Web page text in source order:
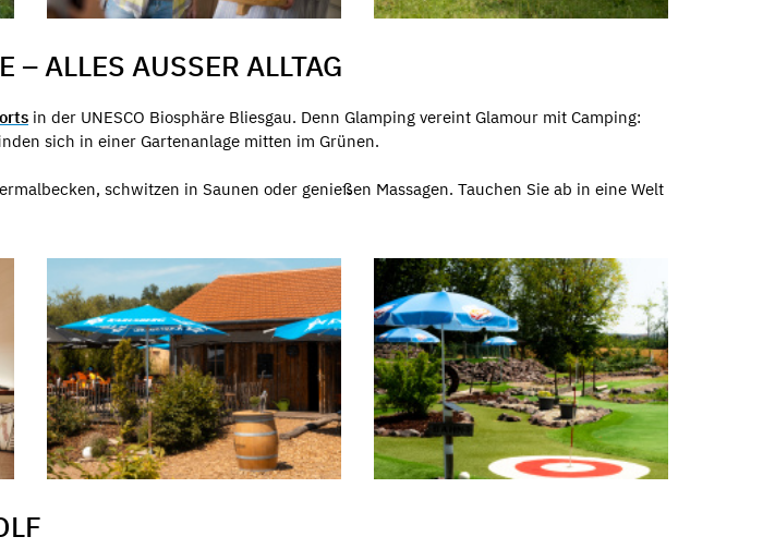
ALLES AUSSER ALLTAG
in der UNESCO Biosphäre Bliesgau. Denn Glamping vereint Glamour mit Camping:
sich in einer Gartenanlage mitten im Grünen.
schwitzen in Saunen oder genießen Massagen. Tauchen Sie ab in eine Welt